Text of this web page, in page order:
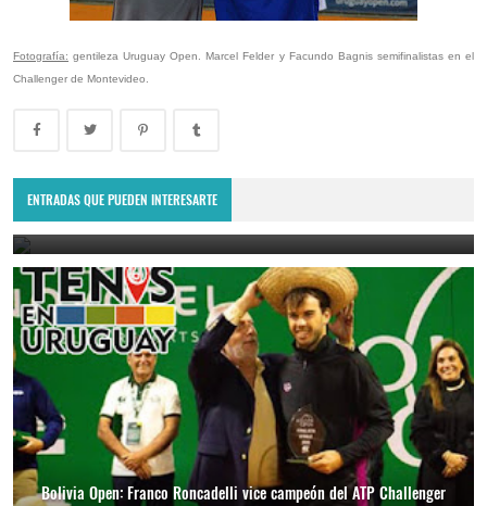
Fotografía: gentileza Uruguay Open. Marcel Felder y Facundo Bagnis semifinalistas en el
Challenger de Montevideo.
ENTRADAS QUE PUEDEN INTERESARTE
Lima Challenger: Ignacio Carou y Franco Roncadelli participarán en
el torneo ATP de Perú
June 23, 2025
Bolivia Open: Franco Roncadelli vice campeón del ATP Challenger